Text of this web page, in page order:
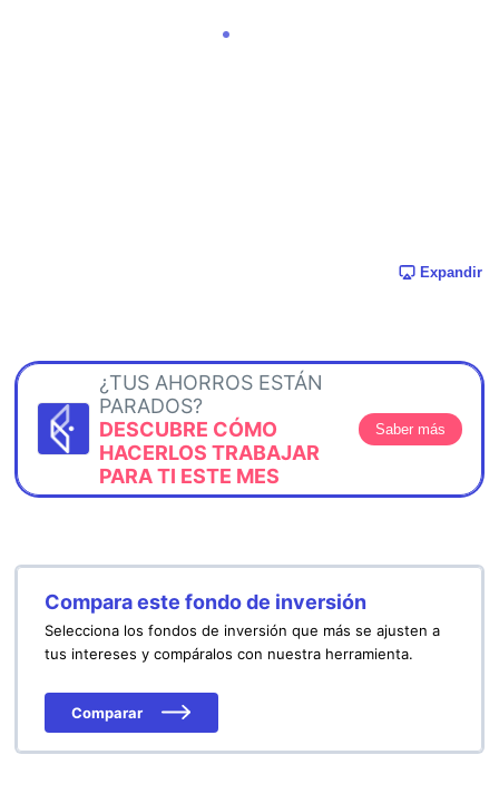
Expandir
¿TUS AHORROS ESTÁN
PARADOS?
DESCUBRE CÓMO
HACERLOS TRABAJAR
PARA TI ESTE MES
Saber más
Compara este fondo de inversión
Selecciona los fondos de inversión que más se ajusten a
tus intereses y compáralos con nuestra herramienta.
Comparar